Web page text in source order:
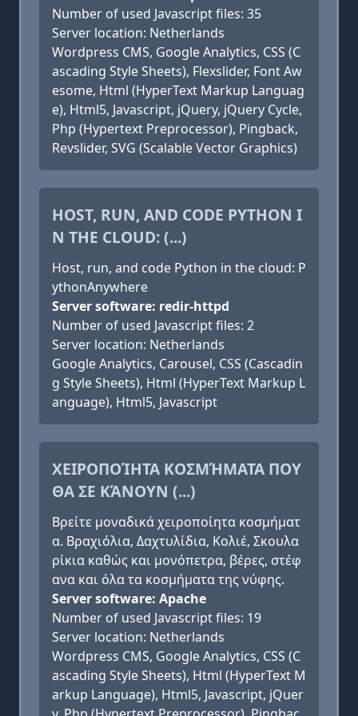
Number of used Javascript files: 35
Server location: Netherlands
Wordpress CMS, Google Analytics, CSS (C
ascading Style Sheets), Flexslider, Font Aw
esome, Html (HyperText Markup Languag
e), Html5, Javascript, jQuery, jQuery Cycle,
Php (Hypertext Preprocessor), Pingback,
Revslider, SVG (Scalable Vector Graphics)
HOST, RUN, AND CODE PYTHON I
N THE CLOUD: (...)
Host, run, and code Python in the cloud: P
ythonAnywhere
Server software: redir-httpd
Number of used Javascript files: 2
Server location: Netherlands
Google Analytics, Carousel, CSS (Cascadin
g Style Sheets), Html (HyperText Markup L
anguage), Html5, Javascript
ΧΕΙΡΟΠΟΊΗΤΑ ΚΟΣΜΉΜΑΤΑ ΠΟΥ
ΘΑ ΣΕ ΚΆΝΟΥΝ (...)
Βρείτε μοναδικά χειροποίητα κοσμήματ
α. Βραχιόλια, Δαχτυλίδια, Κολιέ, Σκουλα
ρίκια καθώς και μονόπετρα, βέρες, στέφ
ανα και όλα τα κοσμήματα της νύφης.
Server software: Apache
Number of used Javascript files: 19
Server location: Netherlands
Wordpress CMS, Google Analytics, CSS (C
ascading Style Sheets), Html (HyperText M
arkup Language), Html5, Javascript, jQuer